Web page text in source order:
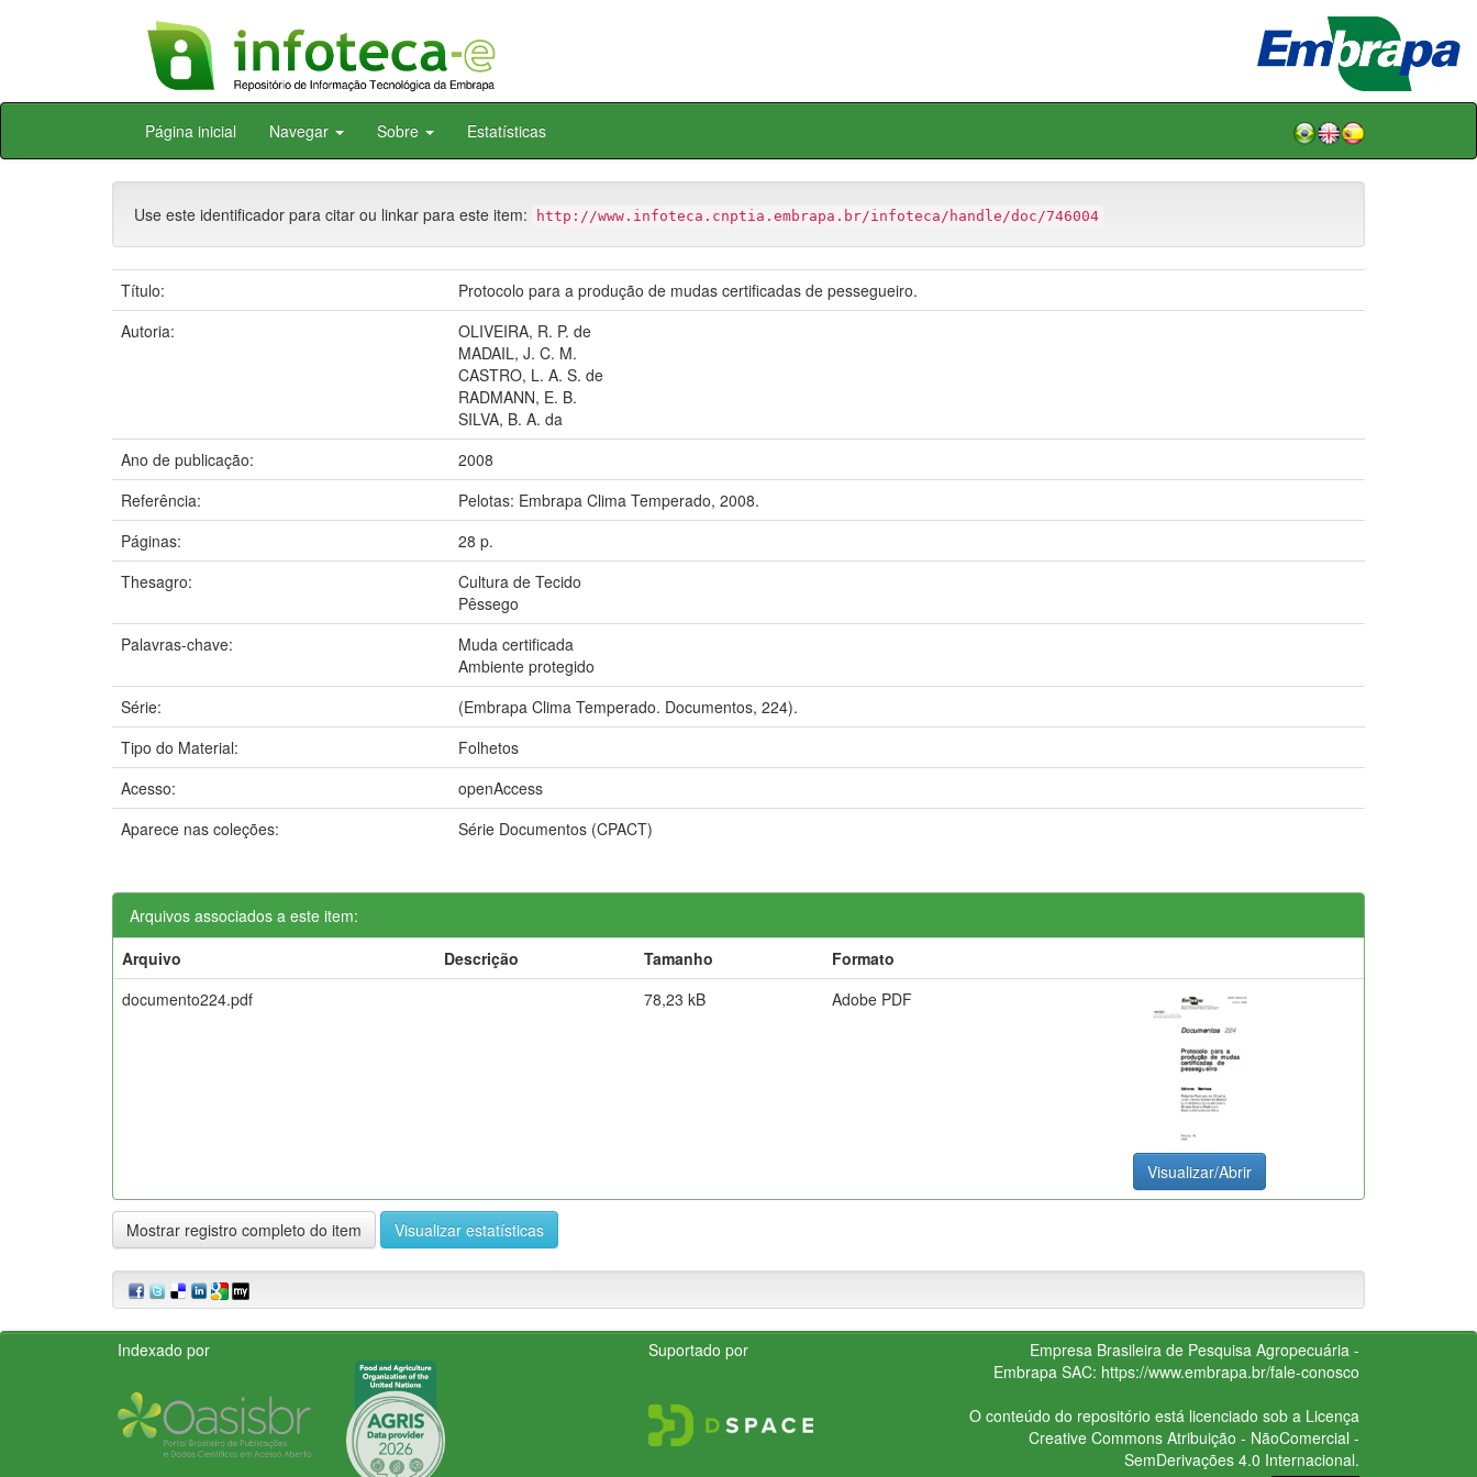
Skip
Página inicial Navegar Sobre Estatísticas
Use este identificador para citar ou linkar para este item: http://www.infoteca.cnptia.embrapa.br/infoteca/handle/doc/746004
Título:
Protocolo para a produção de mudas certificadas de pessegueiro.
Autoria:
OLIVEIRA, R. P. de
MADAIL, J. C. M.
CASTRO, L. A. S. de
RADMANN, E. B.
SILVA, B. A. da
Ano de publicação:
2008
Referência:
Pelotas: Embrapa Clima Temperado, 2008.
Páginas:
28 p.
Thesagro:
Cultura de Tecido
Pêssego
Palavras-chave:
Muda certificada
Ambiente protegido
Série:
(Embrapa Clima Temperado. Documentos, 224).
Tipo do Material:
Folhetos
Acesso:
openAccess
Aparece nas coleções:
Série Documentos (CPACT)
Arquivos associados a este item:
Arquivo
Descrição Tamanho
Formato
documento224.pdf
78,23 kB Adobe PDF
Visualizar/Abrir
Mostrar registro completo do item Visualizar estatísticas
Indexado por Suportado por
Empresa Brasileira de Pesquisa Agropecuária -
Embrapa SAC: https://www.embrapa.br/fale-conosco
O conteúdo do repositório está licenciado sob a Licença
Creative CommonsAtribuição - NãoComercial -
SemDerivações 4.0 Internacional.